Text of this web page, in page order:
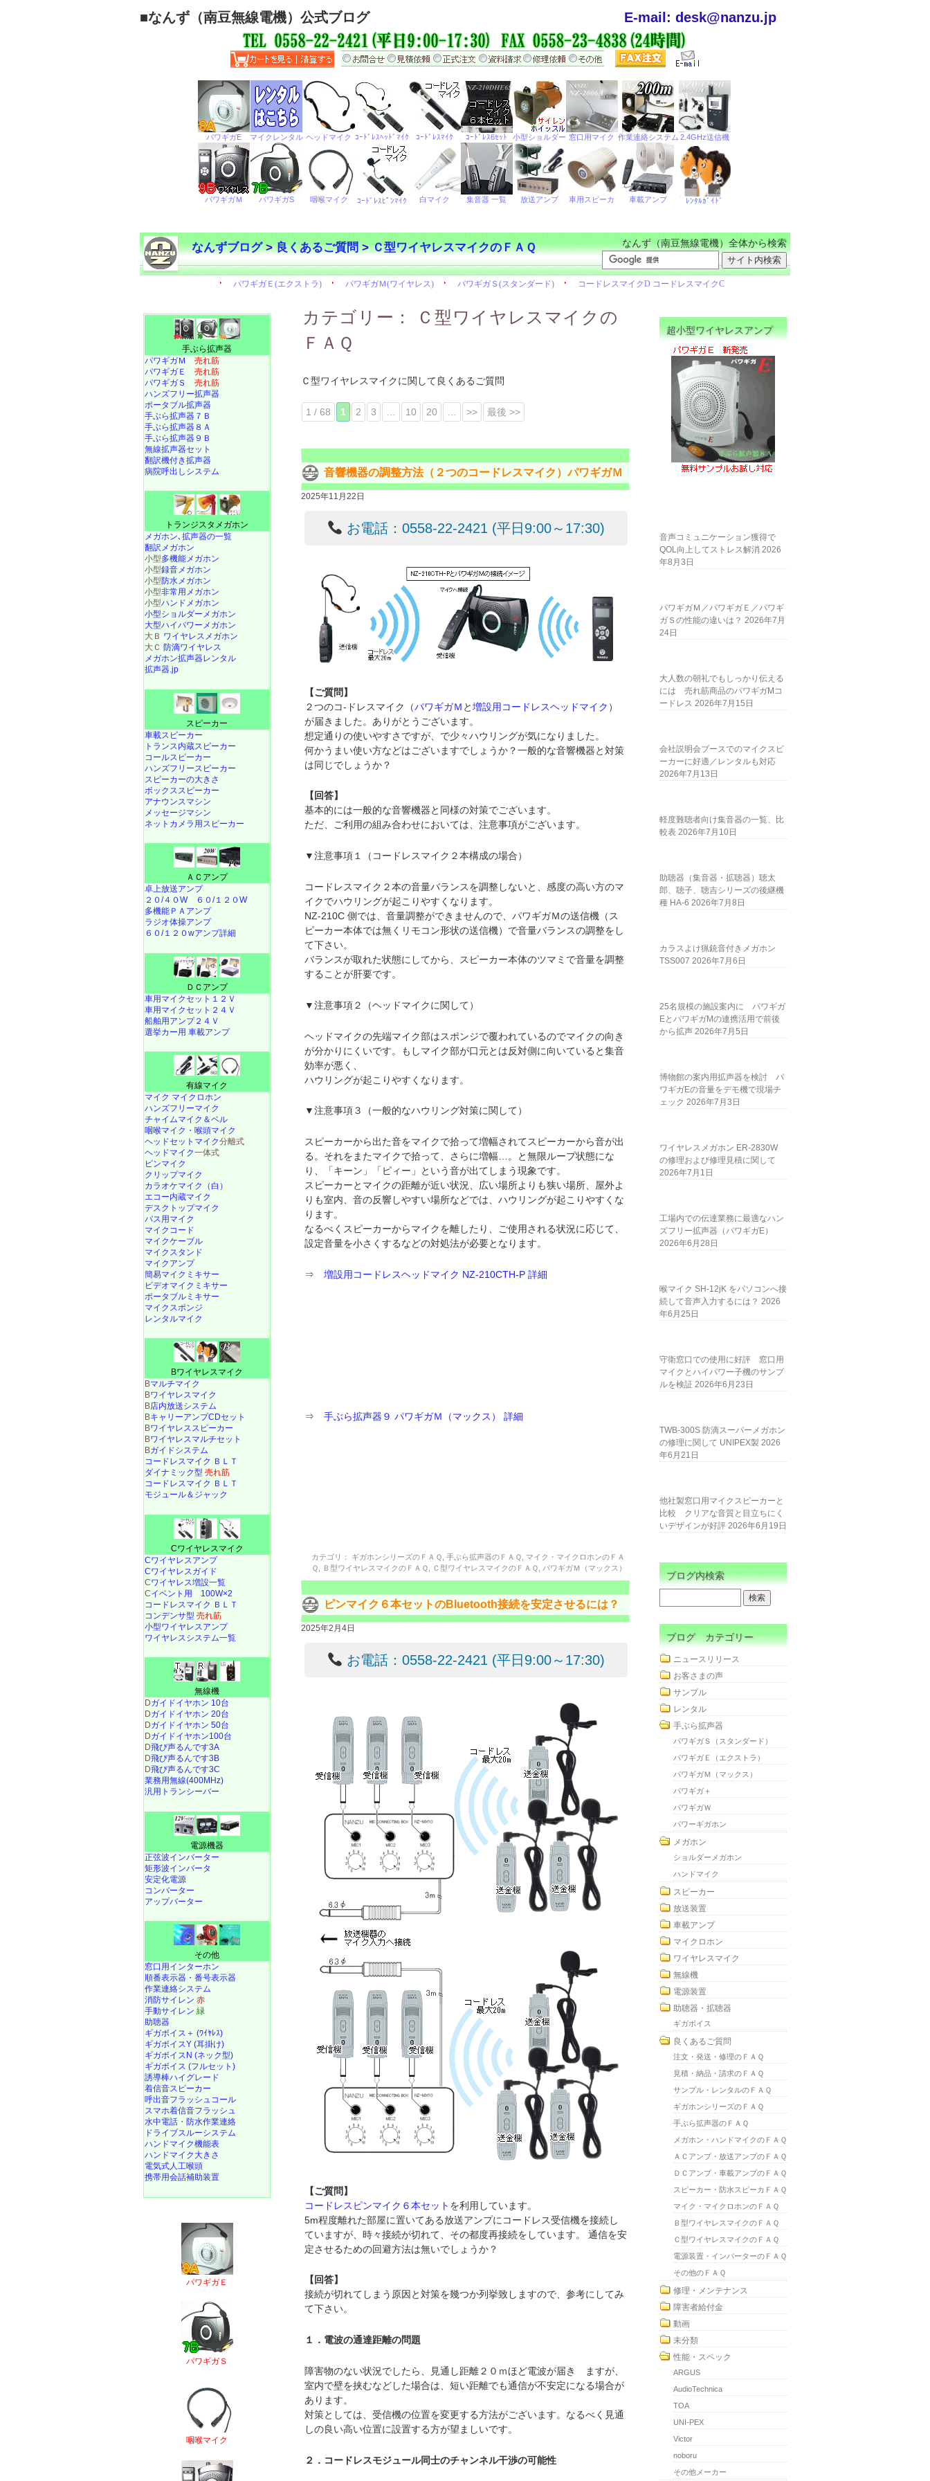
■なんず（南豆無線電機）公式ブログ E-mail: desk@nanzu.jp
なんずブログ>良くあるご質問>Ｃ型ワイヤレスマイクのＦＡＱ なんず（南豆無線電機）全体から検索
カテゴリー：
Ｃ型ワイヤレスマイクの
ＦＡＱ
Ｃ型ワイヤレスマイクに関して良くあるご質問
1 / 68 1 2 3 10 20 >> 最後 >>
音響機器の調整方法（２つのコードレスマイク）パワギガＭ
2025年11月22日
お電話：0558-22-2421 (平日9:00～17:30)
【ご質問】
２つのコ-ドレスマイク（パワギガＭ と増設用コードレスヘッドマイク ）
が届きました。ありがとうございます。
想定通りの使いやすさですが、で少々ハウリングが気になりました。
何かうまい使い方などはございますでしょうか？一般的な音響機器と対策
は同じでしょうか？
【回答】
基本的には一般的な音響機器と同様の対策でございます。
ただ、ご利用の組み合わせにおいては、注意事項がございます。
▼注意事項１（コードレスマイク２本構成の場合）
コードレスマイク２本の音量バランスを調整しないと、感度の高い方のマ
イクでハウリングが起こりやすくなります。
NZ-210C 側では、音量調整ができませんので、パワギガＭの送信機（ス
ピーカー本体では無くリモコン形状の送信機）で音量バランスの調整をし
て下さい。
バランスが取れた状態にしてから、スピーカー本体のツマミで音量を調整
することが肝要です。
▼注意事項２（ヘッドマイクに関して）
ヘッドマイクの先端マイク部はスポンジで覆われているのでマイクの向き
が分かりにくいです。もしマイク部が口元とは反対側に向いていると集音
効率が悪く、
ハウリングが起こりやすくなります。
▼注意事項３（一般的なハウリング対策に関して）
スピーカーから出た音をマイクで拾って増幅されてスピーカーから音が出
る。それをまたマイクで拾って、さらに増幅…。と無限ループ状態にな
り、「キーン」「ピィー」という音が出てしまう現象です。
スピーカーとマイクの距離が近い状況、広い場所よりも狭い場所、屋外よ
りも室内、音の反響しやすい場所などでは、ハウリングが起こりやすくな
ります。
なるべくスピーカーからマイクを離したり、ご使用される状況に応じて、
設定音量を小さくするなどの対処法が必要となります。
⇒増設用コードレスヘッドマイク NZ-210CTH-P 詳細
⇒手ぶら拡声器９ パワギガＭ（マックス） 詳細
カテゴリ： ギガホンシリーズのＦＡＱ ,手ぶら拡声器のＦＡＱ
マイク・マイクロホンのＦＡ
Ｑ
Ｂ型ワイヤレスマイクのＦＡＱ Ｃ型ワイヤレスマイクのＦＡＱ パワギガＭ（マックス）
ピンマイク６本セットのBluetooth接続を安定させるには？
2025年2月4日
お電話：0558-22-2421 (平日9:00～17:30)
【ご質問】
コードレスピンマイク６本セット を利用しています。
5m程度離れた部屋に置いてある放送アンプにコードレス受信機を接続し
ていますが、時々接続が切れて、その都度再接続をしています。 通信を安
定させるための回避方法は無いでしょうか？
【回答】
接続が切れてしまう原因と対策を幾つか列挙致しますので、参考にしてみ
て下さい。
１．電波の通達距離の問題
障害物のない状況でしたら、見通し距離２０ｍほど電波が届き ますが、
室内で壁を挟むなどした場合は、短い距離でも通信が不安定になる場合が
あります。
対策としては、受信機の位置を変更する方法がございます。なるべく見通
しの良い高い位置に設置する方が望ましいです。
２．コードレスモジュール同士のチャンネル干渉の可能性
手ぶら拡声器
パワギガＭ 売れ筋
パワギガＥ 売れ筋
パワギガＳ 売れ筋
ハンズフリー拡声器
ポータブル拡声器
手ぶら拡声器７Ｂ
手ぶら拡声器８Ａ
手ぶら拡声器９Ｂ
無線拡声器セット
翻訳機付き拡声器
病院呼出しシステム
トランジスタメガホン
メガホン､拡声器の一覧
翻訳メガホン
小型多機能メガホン
小型録音メガホン
小型防水メガホン
小型非常用メガホン
小型ハンドメガホン
小型ショルダーメガホン
大型ハイパワーメガホン
大Ｂ ワイヤレスメガホン
大Ｃ 防滴ワイヤレス
メガホン拡声器レンタル
拡声器.jp
スピーカー
車載スピーカー
トランス内蔵スピーカー
コールスピーカー
ハンズフリースピーカー
スピーカーの大きさ
ボックススピーカー
アナウンスマシン
メッセージマシン
ネットカメラ用スピーカー
ＡＣアンプ
卓上放送アンプ
２０/４０W
６０/１２０W
多機能ＰＡアンプ
ラジオ体操アンプ
６０/１２０wアンプ詳細
ＤＣアンプ
車用マイクセット１２Ｖ
車用マイクセット２４Ｖ
船舶用アンプ２４Ｖ
選挙カー用 車載アンプ
有線マイク
マイク マイクロホン
ハンズフリーマイク
チャイムマイク＆ベル
咽喉マイク・喉頭マイク
ヘッドセットマイク分離式
ヘッドマイク一体式
ピンマイク
クリップマイク
カラオケマイク（白）
エコー内蔵マイク
デスクトップマイク
バス用マイク
マイクコード
マイクケーブル
マイクスタンド
マイクアンプ
簡易マイクミキサー
ビデオマイクミキサー
ポータブルミキサー
マイクスポンジ
レンタルマイク
Bワイヤレスマイク
Bマルチマイク
Bワイヤレスマイク
B店内放送システム
BキャリーアンプCDセット
Bワイヤレススピーカー
Bワイヤレスマルチセット
Bガイドシステム
コードレスマイク ＢＬＴ
ダイナミック型 売れ筋
コードレスマイク ＢＬＴ
モジュール＆ジャック
Cワイヤレスマイク
Cワイヤレスアンプ
Cワイヤレスガイド
Cワイヤレス増設一覧
Cイベント用 100W×2
コードレスマイク ＢＬＴ
コンデンサ型 売れ筋
小型ワイヤレスアンプ
ワイヤレスシステム一覧
無線機
Dガイドイヤホン 10台
Dガイドイヤホン 20台
Dガイドイヤホン 50台
Dガイドイヤホン100台
D飛び声るんです3A
D飛び声るんです3B
D飛び声るんです3C
業務用無線(400MHz)
汎用トランシーバー
電源機器
正弦波インバーター
矩形波インバータ
安定化電源
コンバーター
アップバーター
その他
窓口用インターホン
順番表示器・番号表示器
作業連絡システム
消防サイレン 赤
手動サイレン 緑
助聴器
ギガボイス＋ (ﾜｲﾔﾚｽ)
ギガボイスY (耳掛け)
ギガボイスN (ネック型)
ギガボイス (フルセット)
誘導棒ハイグレード
着信音スピーカー
呼出音フラッシュコール
スマホ着信音フラッシュ
水中電話 ・ 防水作業連絡
ドライブスルーシステム
ハンドマイク機能表
ハンドマイク大きさ
電気式人工喉頭
携帯用会話補助装置
パワギガＥ
パワギガＳ
咽喉マイク
超小型ワイヤレスアンプ
音声コミュニケーション獲得で
QOL向上してストレス解消 2026
年8月3日
パワギガＭ／パワギガＥ／パワギ
ガＳの性能の違いは？ 2026年7月
24日
大人数の朝礼でもしっかり伝える
には 売れ筋商品のパワギガMコ
ードレス 2026年7月15日
会社説明会ブースでのマイクスピ
ーカーに好適／レンタルも対応
2026年7月13日
軽度難聴者向け集音器の一覧、比
較表 2026年7月10日
助聴器（集音器・拡聴器）聴太
郎、聴子、聴吉シリーズの後継機
種 HA-6 2026年7月8日
カラスよけ猟銃音付きメガホン
TSS007 2026年7月6日
25名規模の施設案内に パワギガ
EとパワギガMの連携活用で前後
から拡声 2026年7月5日
博物館の案内用拡声器を検討 パ
ワギガEの音量をデモ機で現場チ
ェック 2026年7月3日
ワイヤレスメガホン ER-2830W
の修理および修理見積に関して
2026年7月1日
工場内での伝達業務に最適なハン
ズフリー拡声器（パワギガE）
2026年6月28日
喉マイク SH-12jK をパソコンへ接
続して音声入力するには？ 2026
年6月25日
守衛窓口での使用に好評 窓口用
マイクとハイパワー子機のサンプ
ルを検証 2026年6月23日
TWB-300S 防滴スーパーメガホン
の修理に関して UNIPEX製 2026
年6月21日
他社製窓口用マイクスピーカーと
比較 クリアな音質と目立ちにく
いデザインが好評 2026年6月19日
ブログ内検索
ブログ カテゴリー
ニュースリリース
お客さまの声
サンプル
レンタル
手ぶら拡声器
パワギガＳ（スタンダード）
パワギガＥ（エクストラ）
パワギガＭ（マックス）
パワギガ＋
パワギガＷ
パワーギガホン
メガホン
ショルダーメガホン
ハンドマイク
スピーカー
放送装置
車載アンプ
マイクロホン
ワイヤレスマイク
無線機
電源装置
助聴器・拡聴器
ギガボイス
良くあるご質問
注文・発送・修理のＦＡＱ
見積・納品・請求のＦＡＱ
サンプル・レンタルのＦＡＱ
ギガホンシリーズのＦＡＱ
手ぶら拡声器のＦＡＱ
メガホン・ハンドマイクのＦＡＱ
ＡＣアンプ・放送アンプのＦＡＱ
ＤＣアンプ・車載アンプのＦＡＱ
スピーカー・防水スピーカＦＡＱ
マイク・マイクロホンのＦＡＱ
Ｂ型ワイヤレスマイクのＦＡＱ
Ｃ型ワイヤレスマイクのＦＡＱ
電源装置・インバーターのＦＡＱ
その他のＦＡＱ
修理・メンテナンス
障害者給付金
動画
未分類
性能・スペック
ARGUS
AudioTechnica
TOA
UNI-PEX
Victor
noboru
その他メーカー